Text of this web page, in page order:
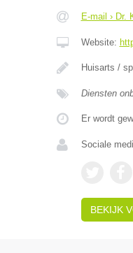
E-mail › Dr.
Website:
Huisarts /
Diensten
Er wordt
Sociale
BEKIJK